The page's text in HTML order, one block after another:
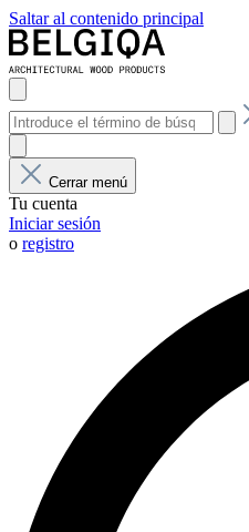
Saltar al contenido principal
Cerrar menú
Tu cuenta
Iniciar sesión
o registro